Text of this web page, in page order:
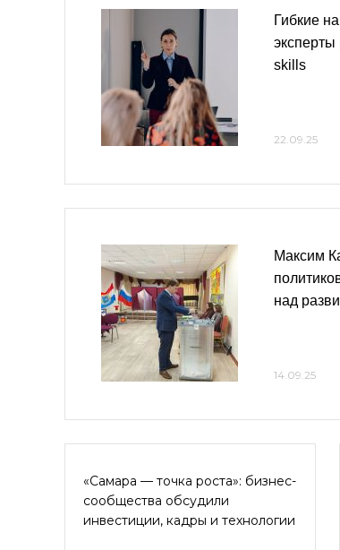
Гибкие
эксперты
skills
22.09.25
Максим
над
14.09.25
«Самара — точка роста»: бизнес-
сообщества обсудили
инвестиции, кадры и технологии